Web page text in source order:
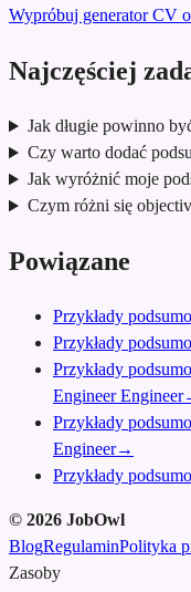
Wypróbuj generator CV
Najczęściej
Jak długie powinno
Czy warto dodać
Jak wyróżnić moje
Czym różni się
Powiązane
Przykłady
Przykłady
Przykłady
Engineer Engineer
Przykłady
Engineer→
Przykłady
© 2026 JobOwl
BlogRegulaminPolityka
Zasoby